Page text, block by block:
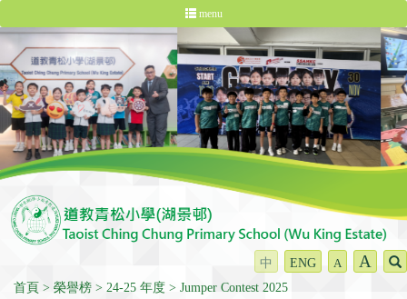
menu
中 ENG A A
首頁 榮譽榜 24-25 年度 Jumper Contest 2025